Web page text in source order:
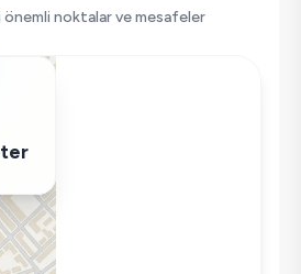
önemli noktalar ve mesafeler